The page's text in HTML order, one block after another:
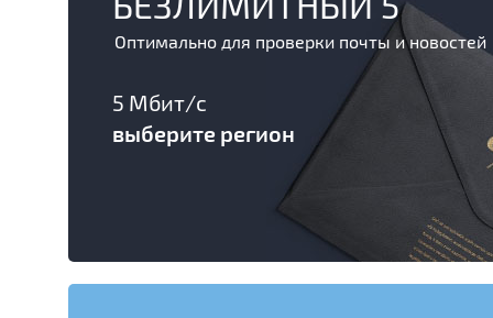
Оптимально для проверки почты и новостей
5 Мбит/с
выберите регион